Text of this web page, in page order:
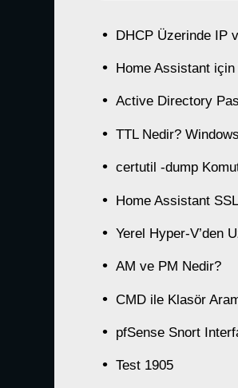
DHCP Üzerinde IP
Home Assistant
Active Directory
TTL Nedir?
certutil -dump
Home Assistant
Yerel Hyper-V’den
AM ve PM Nedir?
CMD ile Klasör
pfSense Snort
Test 1905